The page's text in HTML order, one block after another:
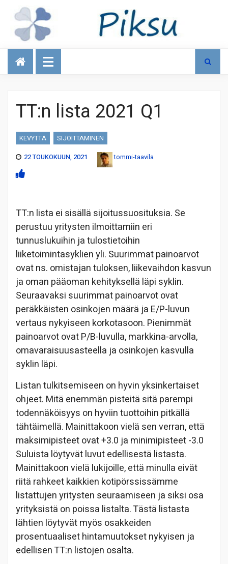
Talous
TT:n lista 2021 Q1
KEVYTTÄ
SIJOITTAMINEN
22 TOUKOKUUN, 2021
tommi-taavila
TT:n lista ei sisällä sijoitussuosituksia. Se
perustuu yritysten ilmoittamiin eri
tunnuslukuihin ja tulostietoihin
liiketoimintasyklien yli. Suurimmat painoarvot
ovat ns. omistajan tuloksen, liikevaihdon kasvun
ja oman pääoman kehityksellä läpi syklin.
Seuraavaksi suurimmat painoarvot ovat
peräkkäisten osinkojen määrä ja E/P-luvun
vertaus nykyiseen korkotasoon. Pienimmät
painoarvot ovat P/B-luvulla, markkina-arvolla,
omavaraisuusasteella ja osinkojen kasvulla
syklin läpi.
Listan tulkitsemiseen on hyvin yksinkertaiset
ohjeet. Mitä enemmän pisteitä sitä parempi
todennäköisyys on hyviin tuottoihin pitkällä
tähtäimellä. Mainittakoon vielä sen verran, että
maksimipisteet ovat +3.0 ja minimipisteet -3.0
Suluista löytyvät luvut edellisestä listasta.
Mainittakoon vielä lukijoille, että minulla eivät
riitä rahkeet kaikkien kotipörssissämme
listattujen yritysten seuraamiseen ja siksi osa
yrityksistä on poissa listalta. Tästä listasta
lähtien löytyvät myös osakkeiden
prosentuaaliset hintamuutokset nykyisen ja
edellisen TT:n listojen osalta.